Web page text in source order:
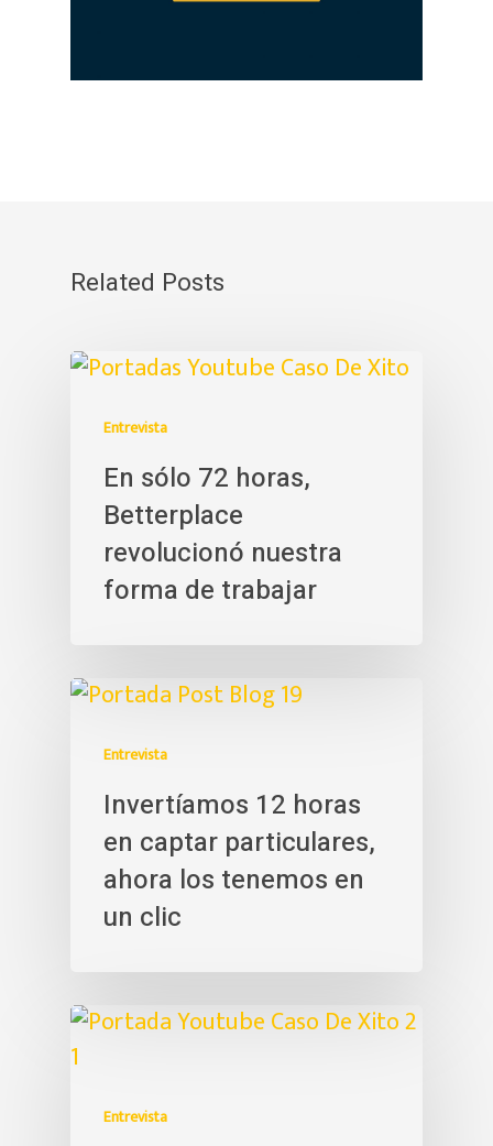
Related Posts
Entrevista
En sólo 72 horas,
Betterplace
revolucionó nuestra
forma de trabajar
Entrevista
Invertíamos 12 horas
en captar particulares,
ahora los tenemos en
un clic
Entrevista